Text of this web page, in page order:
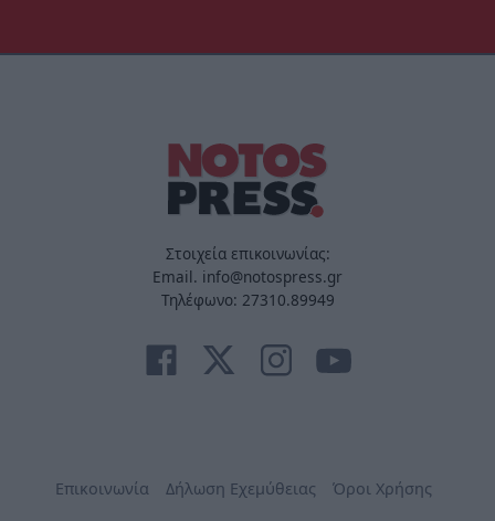
Στοιχεία επικοινωνίας:
Email. info@notospress.gr
Τηλέφωνο: 27310.89949
Επικοινωνία Δήλωση Εχεμύθειας Όροι Χρήσης